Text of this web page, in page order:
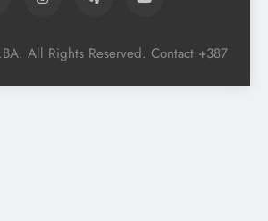
All Rights Reserved. Contact +387